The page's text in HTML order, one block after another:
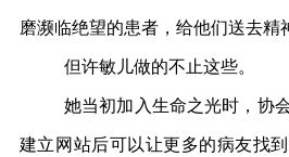
磨濒临绝望的患者，给他们送去精
但许敏儿做的不止这些。
她当初加入生命之光时，协
建立网站后可以让更多的病友找